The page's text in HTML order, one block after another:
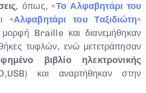
, όπως, «Το Αλφαβητάρι του
«Αλφαβητάρι του Ταξιδιώτη»
μορφή Braille και διανεμήθηκαν
τυφλών, ενώ μετετράπησαν
βιβλίο ηλεκτρονικής
και αναρτήθηκαν στην